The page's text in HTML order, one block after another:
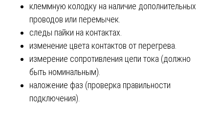
клеммную колодку на наличие дополнительных
проводов или перемычек.
следы пайки на контактах.
изменение цвета контактов от перегрева.
измерение сопротивления цепи тока (должно
быть номинальным).
наложение фаз (проверка правильности
подключения).